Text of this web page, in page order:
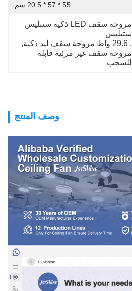
55 * 57 * 20.5 سم
مروحة سقف LED ذكية ستبليس
ستبليس
, 29.6 واط مروحة سقف ليد ذكية
,
مروحة سقف غير مرئية قابلة
للسحب
وصف المنتج